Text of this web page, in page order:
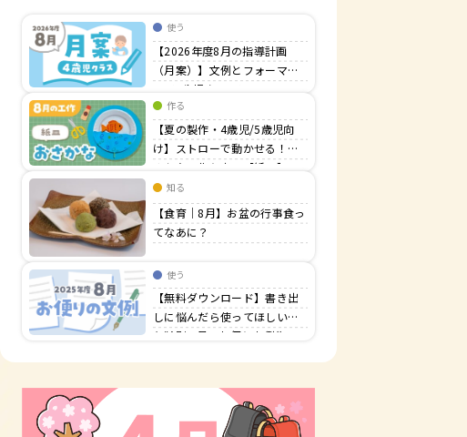
使う
【2026年度8月の指導計画
（月案）】文例とフォーマッ
ト＜4歳児クラス＞
作る
【夏の製作・4歳児/5歳児向
け】ストローで動かせる！お
さかなの作り方 【紙皿】
知る
【食育｜8月】お盆の行事食っ
てなあに？
使う
【無料ダウンロード】書き出
しに悩んだら使ってほしい！
年齢別 8月のお便り文例集